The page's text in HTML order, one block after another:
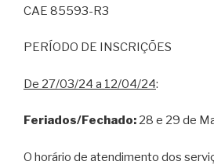
CAE 85593-R3
PERÍODO DE INSCRIÇÕES
De 27/03/24 a 12/04/24:
Feriados/Fechado: 28 e 29 de
O horário de atendimento dos